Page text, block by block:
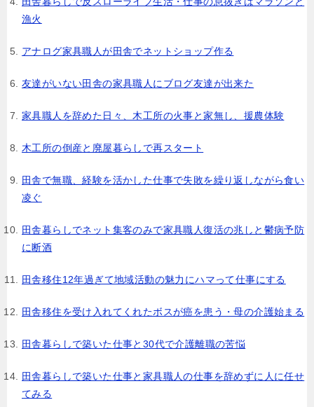
漁火
アナログ家具職人が田舎でネットショップ作る
友達がいない田舎の家具職人にブログ友達が出来た
家具職人を辞めた日々、木工所の火事と家無し、援農体験
木工所の倒産と廃屋暮らしで再スタート
田舎で無職、経験を活かした仕事で失敗を繰り返しながら食い
凌ぐ
田舎暮らしでネット集客のみで家具職人復活の兆しと鬱病予防
に断酒
田舎移住12年過ぎて地域活動の魅力にハマって仕事にする
田舎移住を受け入れてくれたボスが癌を患う・母の介護始まる
田舎暮らしで築いた仕事と30代で介護離職の苦悩
田舎暮らしで築いた仕事と家具職人の仕事を辞めずに人に任せ
てみる